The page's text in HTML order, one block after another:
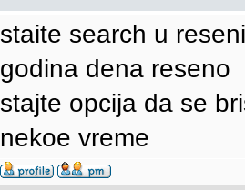
staite search u
godina dena reseno
stajte opcija da se
nekoe vreme